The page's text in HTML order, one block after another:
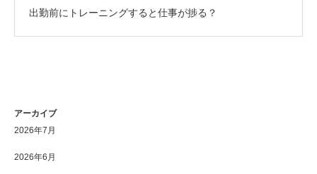
出勤前にトレーニングすると仕事が捗る？
アーカイブ
2026年7月
2026年6月